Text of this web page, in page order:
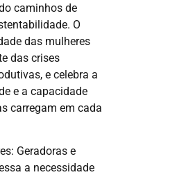
caminhos de
O
das mulheres
das crises
e celebra a
e a capacidade
carregam em cada
Geradoras e
a necessidade